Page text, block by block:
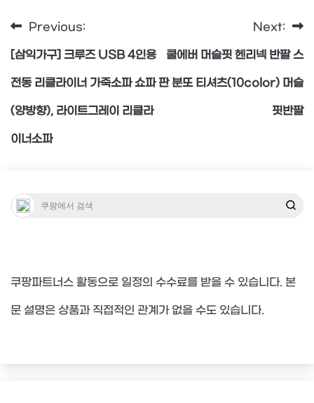
글
탐
색
Previous:
[삼익가구] 크루즈 USB 4인용
전동 리클라이너 가죽소파 쇼파
(양방향), 라이트그레이 리클라
이너소파
Next:
쿨에버 머슬핏 헨리넥 반팔 스
판 분또 티셔츠(10color) 머슬
핏반팔
쿠팡파트너스 활동으로 일정의 수수료를 받을 수 있습니다. 본
문 설명은 상품과 직접적인 관계가 없을 수도 있습니다.